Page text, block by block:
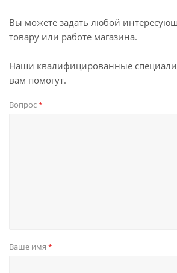
Вы можете задать любой
товару или работе магазина.
Наши квалифицированные
вам помогут.
Вопрос*
Ваше имя *